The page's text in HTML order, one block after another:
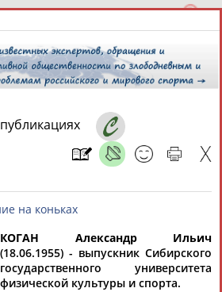
2026 года,
И СПЕЦИАЛИСТЫ
Расширенный поиск
на коньках
КОГАН Александр Ильич
(18.06.1955) - выпускник Сибирского
государственного университета
физической культуры и спорта.